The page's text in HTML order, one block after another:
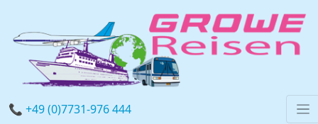
📞 +49 (0)7731-976 444